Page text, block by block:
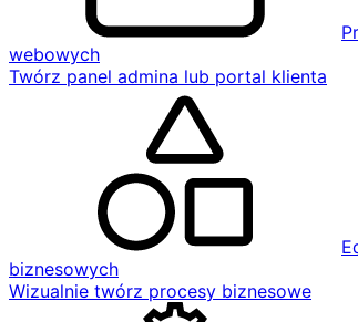
webowych
Twórz panel admina lub portal klienta
biznesowych
Wizualnie twórz procesy biznesowe